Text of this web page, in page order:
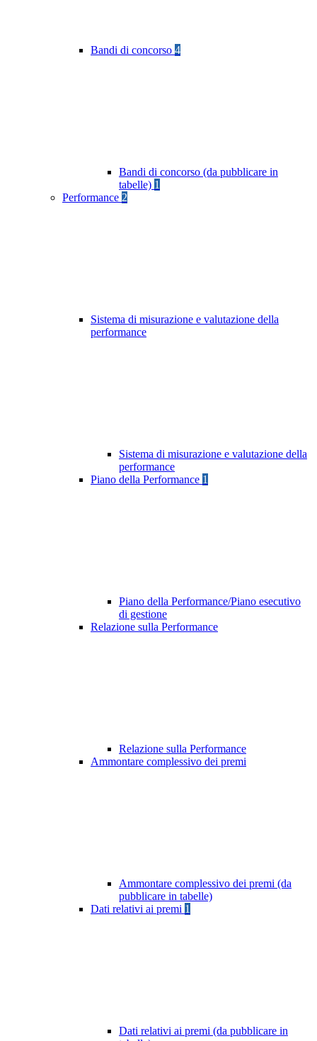
Bandi di concorso 4
Bandi di concorso (da pubblicare in
tabelle) 1
Performance 2
Sistema di misurazione e valutazione della
performance
Sistema di misurazione e valutazione della
performance
Piano della Performance 1
Piano della Performance/Piano esecutivo
di gestione
Relazione sulla Performance
Relazione sulla Performance
Ammontare complessivo dei premi
Ammontare complessivo dei premi (da
pubblicare in tabelle)
Dati relativi ai premi 1
Dati relativi ai premi (da pubblicare in